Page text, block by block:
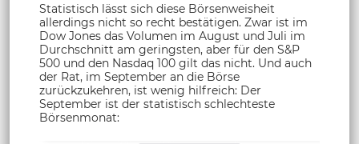
Statistisch lässt sich diese Börsenweisheit
allerdings nicht so recht bestätigen. Zwar ist im
Dow Jones das Volumen im August und Juli im
Durchschnitt am geringsten, aber für den S&P
500 und den Nasdaq 100 gilt das nicht. Und auch
der Rat, im September an die Börse
zurückzukehren, ist wenig hilfreich: Der
September ist der statistisch schlechteste
Börsenmonat: